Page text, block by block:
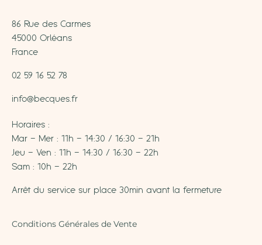
86 Rue des Carmes
45000 Orléans
France
02 59 16 52 78
info@becques.fr
Horaires :
Mar – Mer : 11h – 14:30 / 16:30 – 21h
Jeu – Ven : 11h – 14:30 / 16:30 – 22h
Sam : 10h – 22h
Arrêt du service sur place 30min avant la fermeture
Conditions Générales de Vente